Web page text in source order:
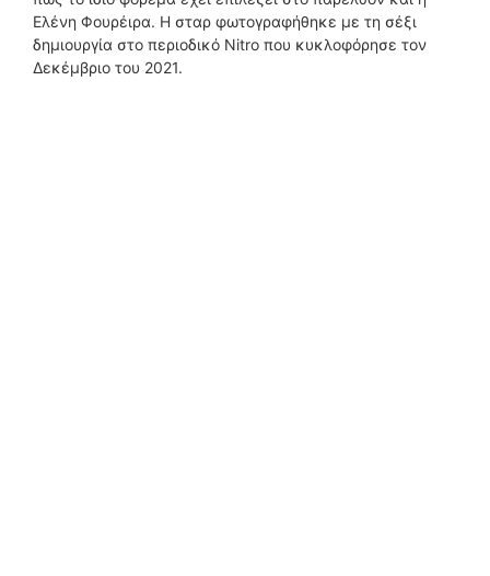
Ελένη Φουρέιρα. Η σταρ φωτογραφήθηκε με τη σέξι
δημιουργία στο περιοδικό Nitro που κυκλοφόρησε τον
Δεκέμβριο του 2021.